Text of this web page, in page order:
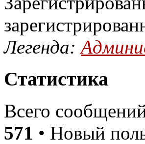
Легенда:
Статистика
Всего
571 • Новый